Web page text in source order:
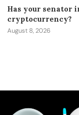
Has your senator
cryptocurrency?
August 8, 2026